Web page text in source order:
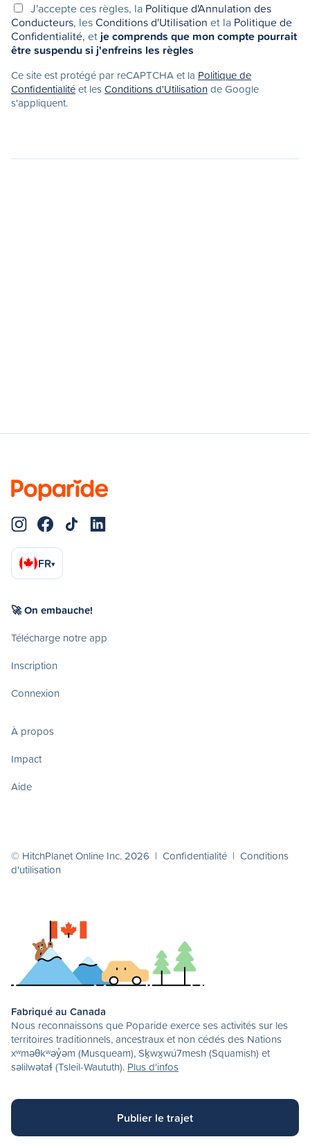
J'accepte ces règles, la Politique d'Annulation des
Conducteurs, lesConditions d'Utilisation et la Politique de
Confidentialité, etje comprends que mon compte pourrait
être suspendu si j'enfreins les règles
Ce site est protégé par reCAPTCHA et la Politique de
Confidentialitéet lesConditions d'Utilisationde Google
s'appliquent.
FR▾
🚀 On embauche!
Télécharge notre app
Inscription
Connexion
À propos
Impact
Aide
© HitchPlanet Online Inc. 2026 | Confidentialité | Conditions
d'utilisation
Fabriqué au Canada
Nous reconnaissons que Poparide exerce ses activités sur les
territoires traditionnels, ancestraux et non cédés des Nations
xʷməθkʷəy̓əm (Musqueam), Sḵwx̱wú7mesh (Squamish) et
səlilwətaɬ (Tsleil-Waututh). Plus d'infos